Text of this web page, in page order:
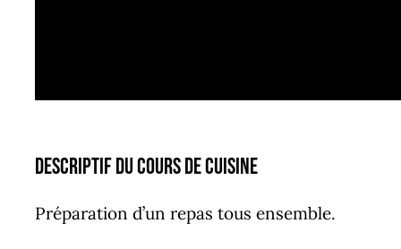
Descriptif du cours de cuisine
Préparation d’un repas tous ensemble.